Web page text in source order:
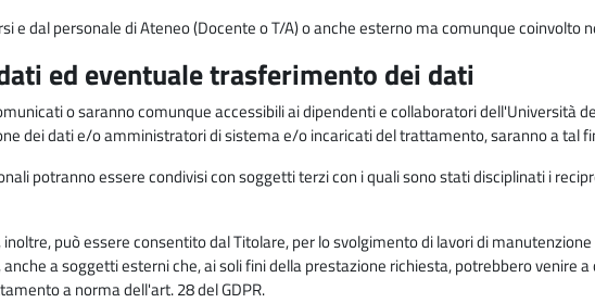
e dal personale di Ateneo (Docente o T/A) o anche esterno ma comunque coinvolto
ed eventuale trasferimento dei dati
o saranno comunque accessibili ai dipendenti e collaboratori dell'Università
dei dati e/o amministratori di sistema e/o incaricati del trattamento, saranno a tal
potranno essere condivisi con soggetti terzi con i quali sono stati disciplinati i
può essere consentito dal Titolare, per lo svolgimento di lavori di
a soggetti esterni che, ai soli fini della prestazione richiesta, potrebbero venire
a norma dell'art. 28 del GDPR.